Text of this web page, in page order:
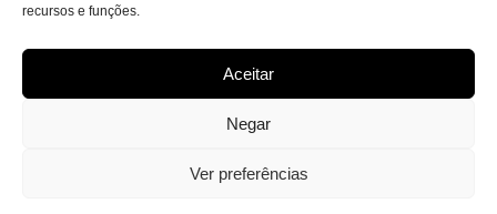
recursos e funções.
Aceitar
Negar
Ver preferências